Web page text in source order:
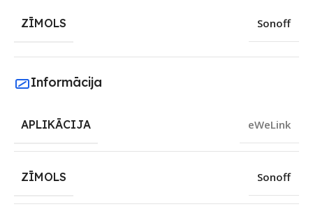
ZĪMOLS Sonoff
Informācija
APLIKĀCIJA eWeLink
ZĪMOLS Sonoff